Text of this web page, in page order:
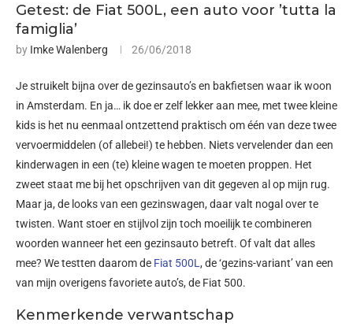
Getest: de Fiat 500L, een auto voor ’tutta la
famiglia’
by Imke Walenberg 26/06/2018
Je struikelt bijna over de gezinsauto’s en bakfietsen waar ik woon
in Amsterdam. En ja… ik doe er zelf lekker aan mee, met twee kleine
kids is het nu eenmaal ontzettend praktisch om één van deze twee
vervoermiddelen (of allebei!) te hebben. Niets vervelender dan een
kinderwagen in een (te) kleine wagen te moeten proppen. Het
zweet staat me bij het opschrijven van dit gegeven al op mijn rug.
Maar ja, de looks van een gezinswagen, daar valt nogal over te
twisten. Want stoer en stijlvol zijn toch moeilijk te combineren
woorden wanneer het een gezinsauto betreft. Of valt dat alles
mee? We testten daarom de Fiat 500L , de ‘gezins-variant’ van een
van mijn overigens favoriete auto’s, de Fiat 500.
Kenmerkende verwantschap